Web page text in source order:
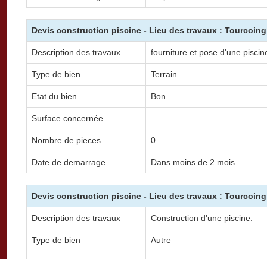
Devis construction piscine - Lieu des travaux : Tourcoing
Description des travaux fourniture et pose d'une
Type de bien Terrain
Etat du bien Bon
Surface concernée
Nombre de pieces 0
Date de demarrage Dans moins de 2 mois
Devis construction piscine - Lieu des travaux : Tourcoing
Description des travaux Construction d'une piscine.
Type de bien Autre